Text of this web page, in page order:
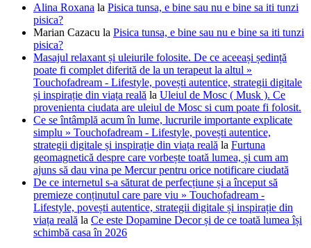
Alina Roxana la Pisica tunsa, e bine sau nu e bine sa iti tunzi
pisica?
Marian Cazacu la Pisica tunsa, e bine sau nu e bine sa iti tunzi
pisica?
Masajul relaxant și uleiurile folosite. De ce aceeași ședință
poate fi complet diferită de la un terapeut la altul »
Touchofadream - Lifestyle, povești autentice, strategii digitale
și inspirație din viața reală la Uleiul de Mosc ( Musk ). Ce
provenienta ciudata are uleiul de Mosc si cum poate fi folosit.
Ce se întâmplă acum în lume, lucrurile importante explicate
simplu » Touchofadream - Lifestyle, povești autentice,
strategii digitale și inspirație din viața reală la Furtuna
geomagnetică despre care vorbește toată lumea, și cum am
ajuns să dau vina pe Mercur pentru orice notificare ciudată
De ce internetul s-a săturat de perfecțiune și a început să
premieze conținutul care pare viu » Touchofadream -
Lifestyle, povești autentice, strategii digitale și inspirație din
viața reală la Ce este Dopamine Decor și de ce toată lumea își
schimbă casa în 2026